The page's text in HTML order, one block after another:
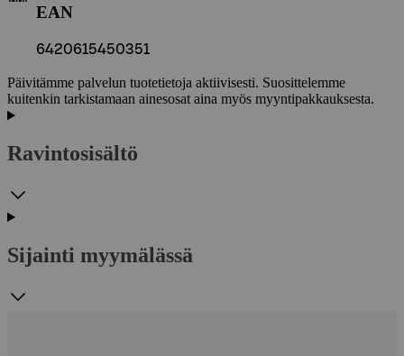
EAN
6420615450351
Päivitämme palvelun tuotetietoja aktiivisesti. Suosittelemme
kuitenkin tarkistamaan ainesosat aina myös myyntipakkauksesta.
Ravintosisältö
Sijainti myymälässä